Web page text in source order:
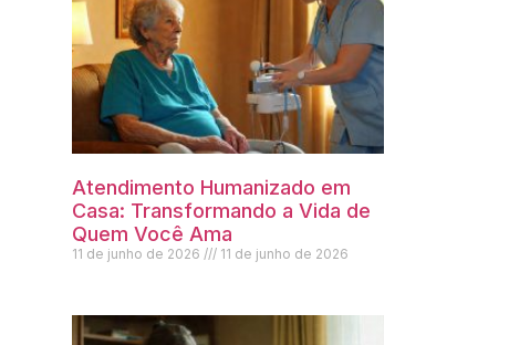
Atendimento Humanizado em
Casa: Transformando a Vida de
Quem Você Ama
11 de junho de 2026 11 de junho de 2026